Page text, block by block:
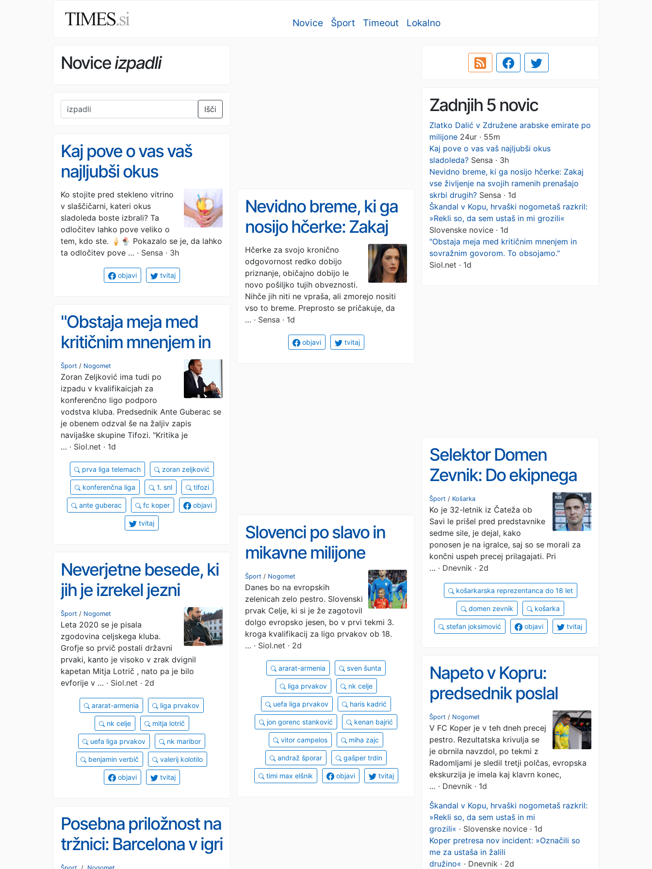
Novice Šport Timeout Lokalno
Noviceizpadli
Išči Zadnjih 5 novic
Zlatko Dalić v Združene arabske emirate po
milijone 24ur · 55m
Kaj pove o vas vaš najljubši okus
sladoleda? Sensa · 3h
Nevidno breme, ki ga nosijo hčerke: Zakaj
vse življenje na svojih ramenih prenašajo
skrbi drugih? Sensa · 1d
Škandal v Kopu, hrvaški nogometaš razkril:
»Rekli so, da sem ustaš in mi grozili«
Slovenske novice · 1d
"Obstaja meja med kritičnim mnenjem in
sovražnim govorom. To obsojamo."
Siol.net · 1d
Kaj pove o vas vaš
najljubši okus
sladoleda?
Ko stojite pred stekleno vitrino
v slaščičarni, kateri okus
sladoleda boste izbrali? Ta
odločitev lahko pove veliko o
tem, kdo ste. 🍦🍨 Pokazalo se je, da lahko
ta odločitev pove … · Sensa · 3h
objavi tvitaj
Nevidno breme, ki ga
nosijo hčerke: Zakaj
vse življenje na svojih
ramenih prenašajo
skrbi drugih?
Hčerke za svojo kronično
odgovornost redko dobijo
priznanje, običajno dobijo le
novo pošiljko tujih obveznosti.
Nihče jih niti ne vpraša, ali zmorejo nositi
vso to breme. Preprosto se pričakuje, da
… · Sensa · 1d
objavi tvitaj
"Obstaja meja med
kritičnim mnenjem in
sovražnim govorom.
To obsojamo."
Šport / Nogomet
Zoran Zeljković ima tudi po
izpadu v kvalifikaicjah za
konferenčno ligo podporo
vodstva kluba. Predsednik Ante Guberac se
je obenem odzval še na žaljiv zapis
navijaške skupine Tifozi. "Kritika je
… · Siol.net · 1d
prva liga telemach zoran zeljković
konferenčna liga 1. snl tifozi
ante guberac fc koper objavi
tvitaj
Selektor Domen
Zevnik: Do ekipnega
uspeha ne pripeljejo
samo točke
Šport / Košarka
Ko je 32-letnik iz Čateža ob
Savi le prišel pred predstavnike
sedme sile, je dejal, kako
ponosen je na igralce, saj so se morali za
končni uspeh precej prilagajati. Pri
… · Dnevnik · 2d
košarkarska reprezentanca do 18 let
domen zevnik košarka
stefan joksimović objavi tvitaj
Slovenci po slavo in
mikavne milijone
evrov, se bo Celju
izšlo vsaj v tretje?
Šport / Nogomet
Danes bo na evropskih
zelenicah zelo pestro. Slovenski
prvak Celje, ki si je že zagotovil
dolgo evropsko jesen, bo v prvi tekmi 3.
kroga kvalifikacij za ligo prvakov ob 18.
… · Siol.net · 2d
ararat-armenia sven šunta
liga prvakov nk celje
uefa liga prvakov haris kadrić
jon gorenc stanković kenan bajrić
vitor campelos miha zajc
andraž šporar gašper trdin
timi max elšnik objavi tvitaj
Neverjetne besede, ki
jih je izrekel jezni
Valerij Kolotilo
Šport / Nogomet
Leta 2020 se je pisala
zgodovina celjskega kluba.
Grofje so prvič postali državni
prvaki, kanto je visoko v zrak dvignil
kapetan Mitja Lotrič , nato pa je bilo
evforije v … · Siol.net · 2d
ararat-armenia liga prvakov
nk celje mitja lotrič
uefa liga prvakov nk maribor
benjamin verbič valerij kolotilo
objavi tvitaj
Napeto v Kopru:
predsednik poslal
jasno sporočilo
navijačem
Šport / Nogomet
V FC Koper je v teh dneh precej
pestro. Rezultatska krivulja se
je obrnila navzdol, po tekmi z
Radomljami je sledil tretji polčas, evropska
ekskurzija je imela kaj klavrn konec,
… · Dnevnik · 1d
Škandal v Kopu, hrvaški nogometaš razkril:
»Rekli so, da sem ustaš in mi
grozili« · Slovenske novice · 1d
Koper pretresa nov incident: »Označili so
me za ustaša in žalili
družino« · Dnevnik · 2d
Posebna priložnost na
tržnici: Barcelona v igri
za vezista iz